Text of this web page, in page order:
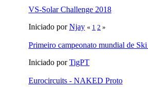
VS-Solar Challenge 2018
Iniciado porNjay « 1 2 »
Primeiro campeonato mundial de
Iniciado porTigPT
Eurocircuits - NAKED Proto